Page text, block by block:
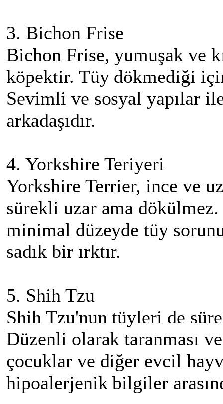
3. Bichon Frise
Bichon Frise, yumuşak ve
köpektir. Tüy dökmediği
Sevimli ve sosyal yapılar
arkadaşıdır.
4. Yorkshire Teriyeri
Yorkshire Terrier, ince ve
sürekli uzar ama
minimal düzeyde tüy
sadık bir ırktır.
5. Shih Tzu
Shih Tzu'nun tüyleri de
Düzenli olarak taranması
çocuklar ve diğer evcil
hipoalerjenik bilgiler